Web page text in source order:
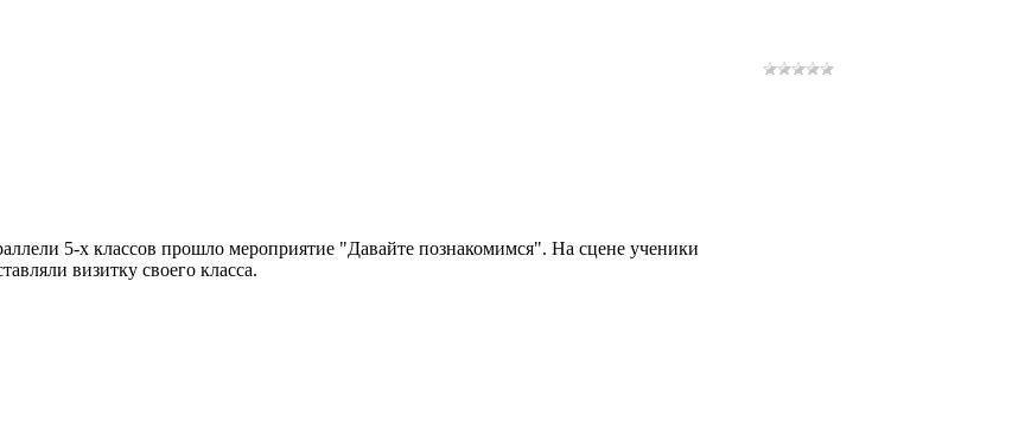
5-х классов прошло мероприятие "Давайте познакомимся". На сцене ученики
визитку своего класса.